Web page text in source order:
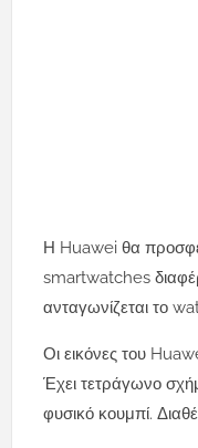
Η Huawei θα
smartwatches
ανταγωνίζεται το
Οι εικόνες του
Έχει τετράγωνο
φυσικό κουμπί.